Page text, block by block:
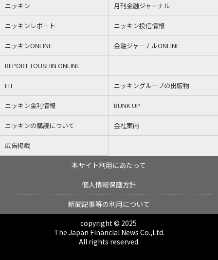
ニッキン 月刊金融ジャーナル
ニッキンレポート ニッキン投信情報
ニッキンONLINE 金融ジャーナルONLINE
REPORT TOUSHIN ONLINE
FIT ニッキングループの出版物
ニッキン金利情報 BUNK UP
ニッキンの購読について 会社案内
広告掲載
本サイト利用にあたって
個人情報保護方針
新聞記事等の利用について
copyright © 2025
The Japan Financial News Co.,Ltd.
All rights reserved.